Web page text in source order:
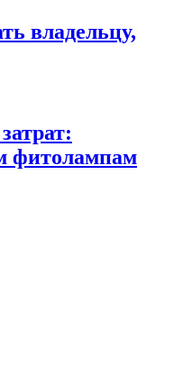
владельцу,
фитолампам